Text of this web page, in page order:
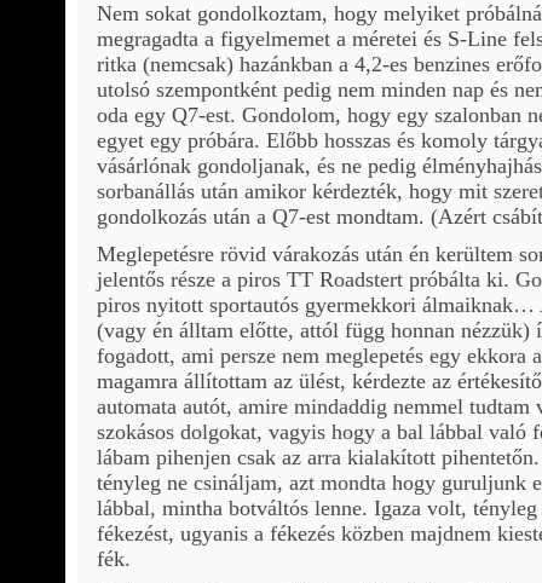
Nem sokat gondolkoztam, hogy melyiket
megragadta a figyelmemet a méretei és S-Line
ritka (nemcsak) hazánkban a 4,2-es benzines
utolsó szempontként pedig nem minden nap és
oda egy Q7-est. Gondolom, hogy egy szalonban
egyet egy próbára. Előbb hosszas és komoly
vásárlónak gondoljanak, és ne pedig
sorbanállás után amikor kérdezték, hogy mit
gondolkozás után a Q7-est mondtam. (Azért
Meglepetésre rövid várakozás után én kerültem
jelentős része a piros TT Roadstert próbálta ki.
piros nyitott sportautós gyermekkori álmaiknak…
(vagy én álltam előtte, attól függ honnan nézzük)
fogadott, ami persze nem meglepetés egy ekkora
magamra állítottam az ülést, kérdezte az
automata autót, amire mindaddig nemmel
szokásos dolgokat, vagyis hogy a bal lábbal való
lábam pihenjen csak az arra kialakított
tényleg ne csináljam, azt mondta hogy guruljunk
lábbal, mintha botváltós lenne. Igaza volt,
fékezést, ugyanis a fékezés közben majdnem
fék.